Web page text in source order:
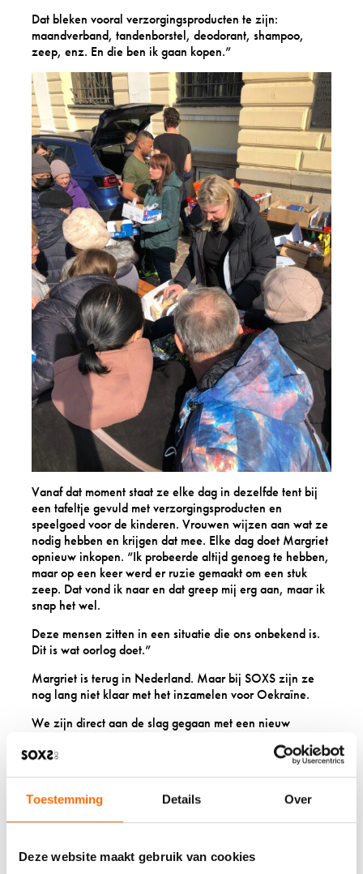
Toestemming Details Over
Deze website maakt gebruik van cookies
Dat bleken vooral verzorgingsproducten te zijn:
maandverband, tandenborstel, deodorant, shampoo,
zeep, enz. En die ben ik gaan kopen.”
Vanaf dat moment staat ze elke dag in dezelfde tent bij
een tafeltje gevuld met verzorgingsproducten en
speelgoed voor de kinderen. Vrouwen wijzen aan wat ze
nodig hebben en krijgen dat mee. Elke dag doet Margriet
opnieuw inkopen. “Ik probeerde altijd genoeg te hebben,
maar op een keer werd er ruzie gemaakt om een stuk
zeep. Dat vond ik naar en dat greep mij erg aan, maar ik
snap het wel.
Deze mensen zitten in een situatie die ons onbekend is.
Dit is wat oorlog doet.”
Margriet is terug in Nederland. Maar bij SOXS zijn ze
nog lang niet klaar met het inzamelen voor Oekraïne.
We zijn direct aan de slag gegaan met een nieuw
mei! “Zo weten we zeker dat het direct terechtkomt bij de
Wil je jouw steentje bijdragen? Steun ons dan door het
hoogte van de reis!